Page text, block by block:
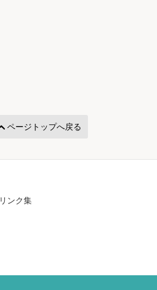
ページトップへ戻る
リンク集